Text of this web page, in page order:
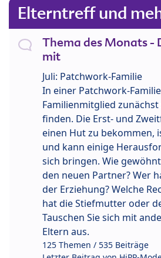
Elterntreff und
Thema des Monats -
mit
Juli: Patchwork-Familie
In einer Patchwork-
Familienmitglied zunächst
finden. Die Erst- und
einen Hut zu bekommen,
und kann einige
sich bringen. Wie
den neuen Partner? Wer
der Erziehung? Welche
hat die Stiefmutter oder
Tauschen Sie sich mit
Eltern aus.
125 Themen / 535 Beiträge